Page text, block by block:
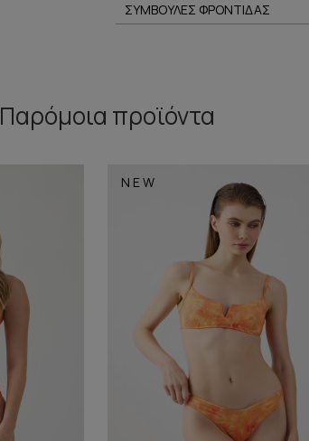
ΣΥΜΒΟΥΛΕΣ ΦΡΟΝΤΙΔΑΣ
Παρόμοια προϊόντα
NEW